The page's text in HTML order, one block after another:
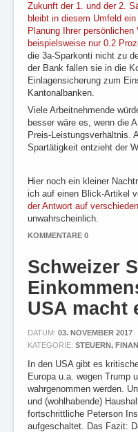
Zukunft der 1. und der 2.
bleibt in diesem Umfeld
Planung Ihrer persönlichen
beispielsweise nur 0.2
die 3a-Sparkonti nicht zu
der Bank fallen sie in die
Einlagensicherung zum
Kantonalbanken.
Viele Arbeitnehmende
besser wäre es, wenn die
Preis-Leistungsverhältnis.
Spartätigkeit entzieht der
Hier noch ein kleiner
ich auf einen Blick-Artikel
der Antwort auf
unwahrscheinlich.
KOMMENTARE 0
Schweizer
USA macht
DATUM: 03. NOVEMBER 2017
KATEGORIE: STEUERN,
In den USA gibt es
Europa u.a. wegen Trump
wahrgenommen werden.
und (wohlhabende)
fortschrittliche Peterson
aufgeschaltet. Das Fazit: